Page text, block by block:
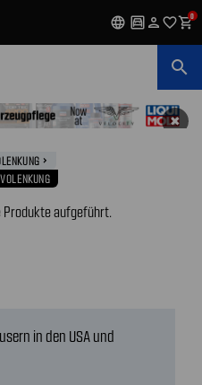
language garage person favorite_outlineshopping_cart0
search
✖
navigate_next
Produkte aufgeführt.
in den USA und